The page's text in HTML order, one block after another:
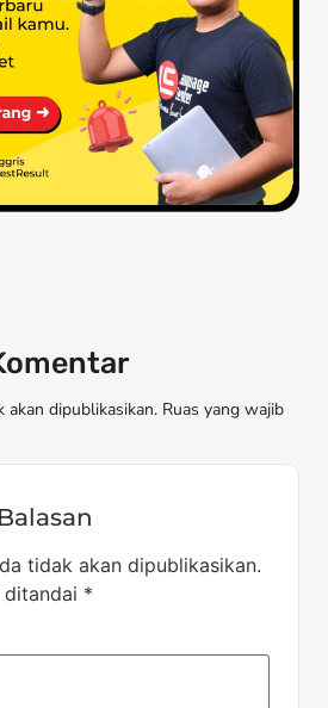
dipublikasikan. Ruas yang wajib
tidak akan dipublikasikan.
ditandai *